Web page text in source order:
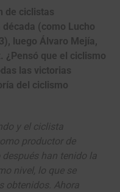
de ciclistas
(como Lucho
luego Álvaro Mejía,
¿Pensó que el ciclismo
las victorias
del ciclismo
y el ciclista
productor de
han tenido la
nivel, lo que se
obtenidos. Ahora